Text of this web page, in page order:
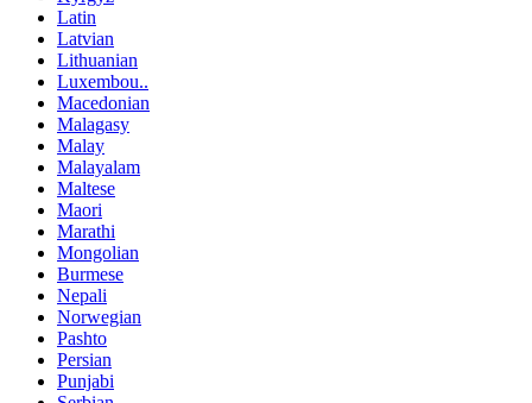
Latin
Latvian
Lithuanian
Luxembou..
Macedonian
Malagasy
Malay
Malayalam
Maltese
Maori
Marathi
Mongolian
Burmese
Nepali
Norwegian
Pashto
Persian
Punjabi